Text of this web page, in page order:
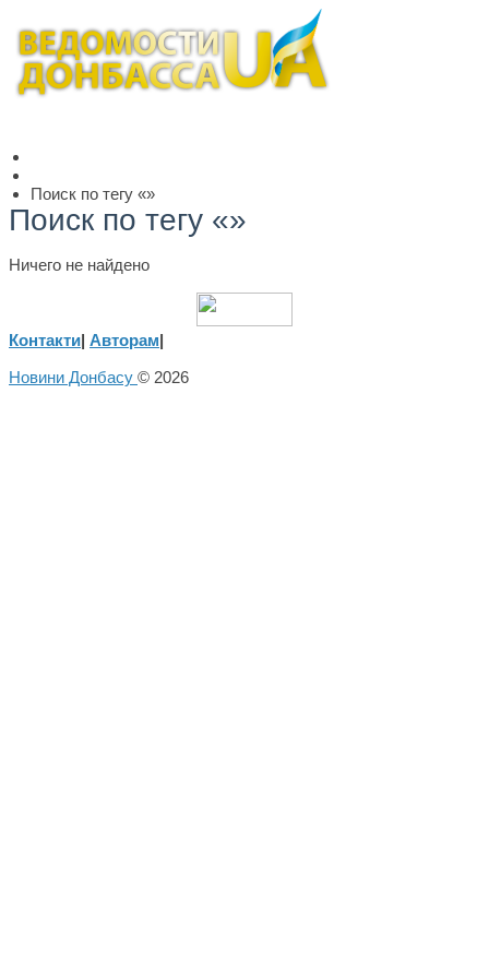
Поиск по тегу «»
Поиск по тегу «»
Ничего не найдено
Контакти| Авторам|
Новини Донбасу © 2026